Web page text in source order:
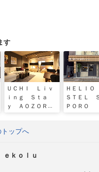
す
ＵＣＨＩ Ｌｉｖ
ｉｎｇ Ｓｔａ
ｙ ＡＯＺＯＲＡ
ＨＥＬＩ
ＳＴＥＬ
ＰＯＲＯ
トップへ
ｋｏｌｕ